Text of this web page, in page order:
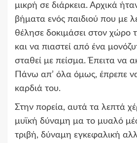
μικρή σε διάρκεια. Αρχικά
βήματα ενός παιδιού που με
θέλησε δοκιμάσει στον χώρο
και να πιαστεί από ένα
σταθεί με πείσμα. Έπειτα να
Πάνω απ’ όλα όμως, έπρεπε
καρδιά του.
Στην πορεία, αυτά τα λεπτά
μυϊκή δύναμη μα το μυαλό
τριβή, δύναμη εγκεφαλική